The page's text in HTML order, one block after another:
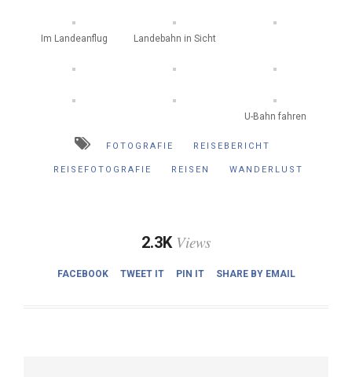
Im Landeanflug Landebahn in Sicht
U-Bahn fahren
FOTOGRAFIE REISEBERICHT
REISEFOTOGRAFIE REISEN WANDERLUST
2.3K Views
FACEBOOK TWEET IT PIN IT SHARE BY EMAIL